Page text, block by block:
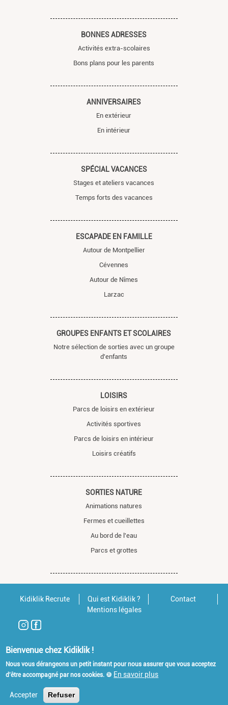
BONNES ADRESSES
Activités extra-scolaires
Bons plans pour les parents
ANNIVERSAIRES
En extérieur
En intérieur
SPÉCIAL VACANCES
Stages et ateliers vacances
Temps forts des vacances
ESCAPADE EN FAMILLE
Autour de Montpellier
Cévennes
Autour de Nîmes
Larzac
GROUPES ENFANTS ET SCOLAIRES
Notre sélection de sorties avec un groupe
d'enfants
LOISIRS
Parcs de loisirs en extérieur
Activités sportives
Parcs de loisirs en intérieur
Loisirs créatifs
SORTIES NATURE
Animations natures
Fermes et cueillettes
Au bord de l'eau
Parcs et grottes
Kidiklik Recrute Qui est Kidiklik ?
Contact
Mentions légales
Bienvenue chez Kidiklik !
Nous vous dérangeons un petit instant pour nous assurer que vous acceptez
d'être accompagné par nos cookies. 🍪 En savoir plus
Accepter Refuser